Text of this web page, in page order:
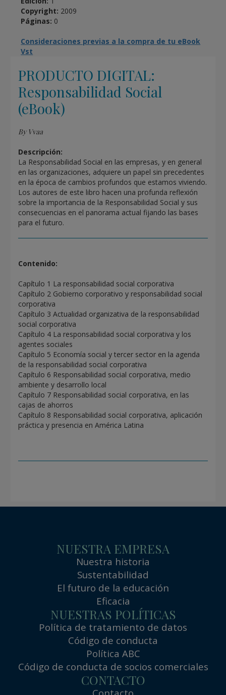
Copyright: 2009
Páginas: 0
Consideraciones previas a la compra de tu eBook
Vst
PRODUCTO DIGITAL:
Responsabilidad Social
(eBook)
By Vvaa
Descripción:
La Responsabilidad Social en las empresas, y en general
en las organizaciones, adquiere un papel sin precedentes
en la época de cambios profundos que estamos viviendo.
Los autores de este libro hacen una profunda reflexión
sobre la importancia de la Responsabilidad Social y sus
consecuencias en el panorama actual fijando las bases
para el futuro.
Contenido:
Capítulo 1 La responsabilidad social corporativa
Capítulo 2 Gobierno corporativo y responsabilidad social
corporativa
Capítulo 3 Actualidad organizativa de la responsabilidad
social corporativa
Capítulo 4 La responsabilidad social corporativa y los
agentes sociales
Capítulo 5 Economía social y tercer sector en la agenda
de la responsabilidad social corporativa
Capítulo 6 Responsabilidad social corporativa, medio
ambiente y desarrollo local
Capítulo 7 Responsabilidad social corporativa, en las
cajas de ahorros
Capítulo 8 Responsabilidad social corporativa, aplicación
práctica y presencia en América Latina
NUESTRA EMPRESA
Nuestra historia
Sustentabilidad
El futuro de la educación
Eficacia
NUESTRAS POLÍTICAS
Política de tratamiento de datos
Código de conducta
Política ABC
Código de conducta de socios comerciales
CONTACTO